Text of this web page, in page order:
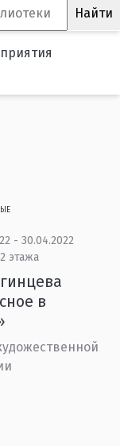
- 30.04.2022
этажа
в